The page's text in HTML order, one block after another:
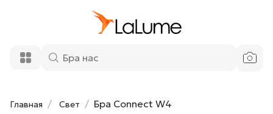
Главная Свет Бра Connect W4
Бра Connect W4 от LaLume